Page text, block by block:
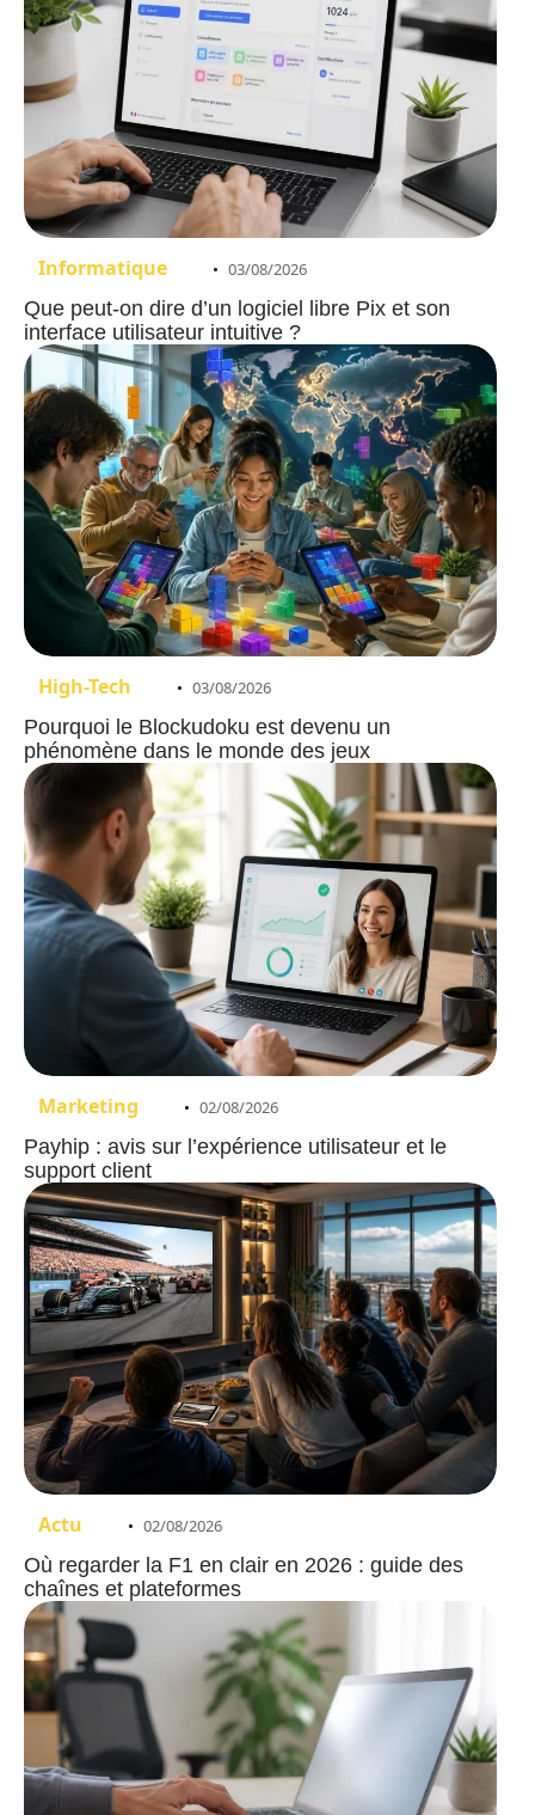
Informatique 03/08/2026
Que peut-on dire d’un logiciel libre Pix et son
interface utilisateur intuitive ?
High-Tech 03/08/2026
Pourquoi le Blockudoku est devenu un
phénomène dans le monde des jeux
Marketing 02/08/2026
Payhip : avis sur l’expérience utilisateur et le
support client
Actu 02/08/2026
Où regarder la F1 en clair en 2026 : guide des
chaînes et plateformes